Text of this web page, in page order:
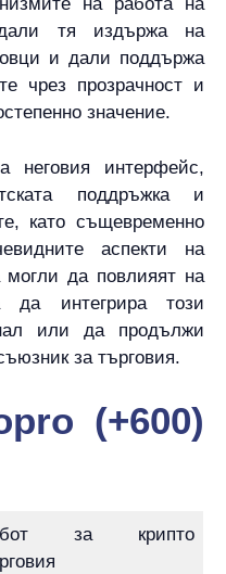
тя издържа на
и дали поддържа
чрез прозрачност и
значение.
неговия интерфейс,
поддръжка и
като същевременно
аспекти на
могли да повлияят на
да интегрира този
или да продължи
за търговия.
(+600)
за крипто